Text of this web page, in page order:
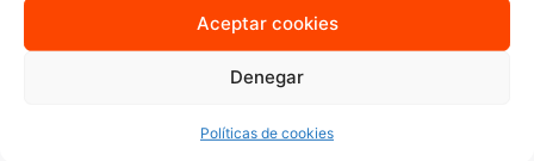
Aceptar cookies
Denegar
Políticas de cookies
sector. Nuestro conocimiento del mercado local es clave para
generar estrategias que no solo lleguen a tu audiencia ideal, sino
En AJA Publicidad, no creemos en las soluciones de talla única.